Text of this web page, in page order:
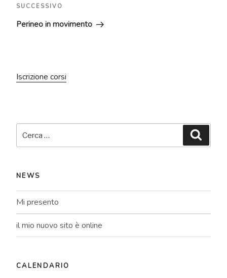
Articolo
successivo
SUCCESSIVO
Perineo in movimento
Iscrizione corsi
NEWS
Mi presento
il mio nuovo sito è online
CALENDARIO